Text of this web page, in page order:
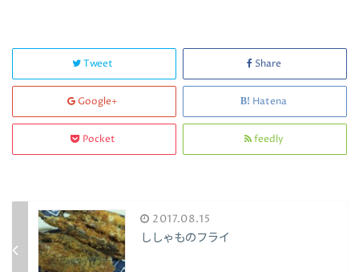
Tweet Share
Google+ Hatena
Pocket feedly
2017.08.15
ししゃものフライ